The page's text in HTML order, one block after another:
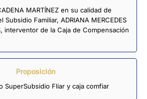
MARTÍNEZ en su calidad de
Familiar, ADRIANA MERCEDES
interventor de la Caja de Compensación
Proposición
SuperSubsidio Fliar y caja comfiar